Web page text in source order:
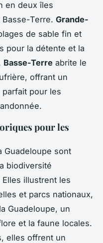
en deux îles
Terre. Grande-
de sable fin et
pour la détente et la
Basse-Terre abrite le
offrant un
pour les
pour les
Guadeloupe sont
biodiversité
illustrent les
et parcs nationaux,
Guadeloupe, un
et la faune locales.
elles offrent un